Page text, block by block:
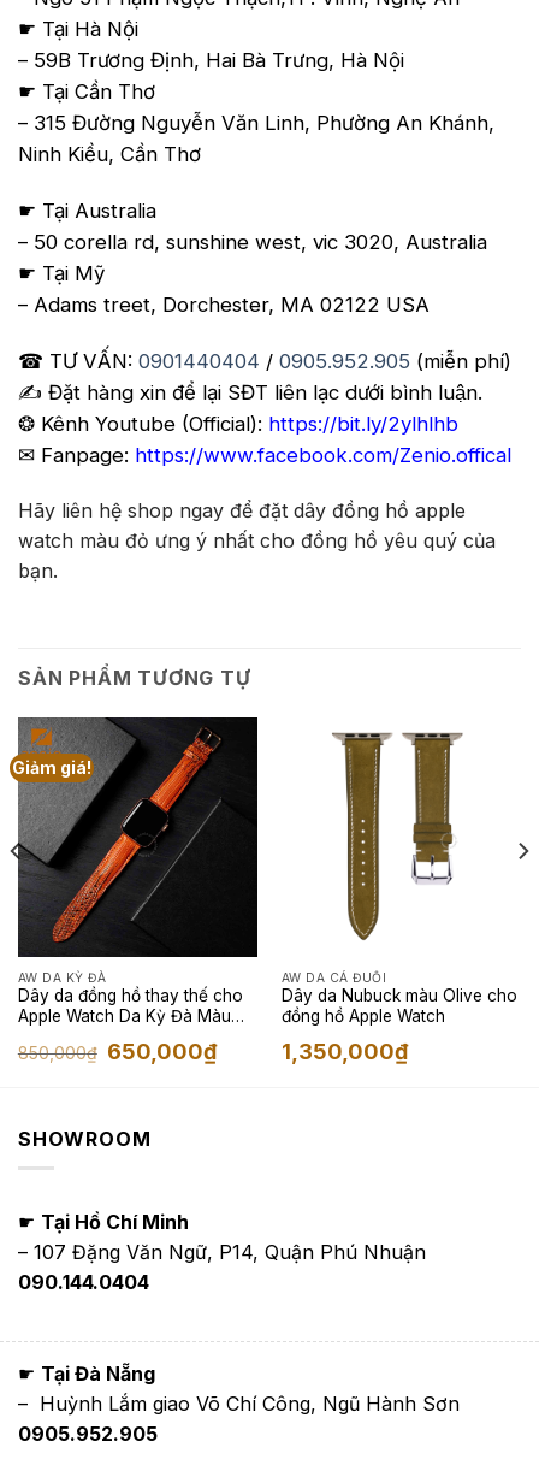
☛ Tại Hà Nội
– 59B Trương Định, Hai Bà Trưng, Hà Nội
☛ Tại Cần Thơ
– 315 Đường Nguyễn Văn Linh, Phường An Khánh,
Ninh Kiều, Cần Thơ
☛ Tại Australia
– 50 corella rd, sunshine west, vic 3020, Australia
☛ Tại Mỹ
– Adams treet, Dorchester, MA 02122 USA
☎ TƯ VẤN: 0901440404 / 0905.952.905 (miễn phí)
✍️ Đặt hàng xin để lại SĐT liên lạc dưới bình luận.
❂ Kênh Youtube (Official): https://bit.ly/2ylhlhb
✉ Fanpage: https://www.facebook.com/Zenio.offical
Hãy liên hệ shop ngay để đặt dây đồng hồ apple
watch màu đỏ ưng ý nhất cho đồng hồ yêu quý của
bạn.
SẢN PHẨM TƯƠNG TỰ
Giảm giá!
AW DA KỲ ĐÀ
Dây da đồng hồ thay thế cho
Apple Watch Da Kỳ Đà Màu
850,000₫ Giá
gốc
650,000₫Giá
hiện
AW DA CÁ ĐUỐI
Dây da Nubuck màu Olive cho
đồng hồ Apple Watch
1,350,000₫
SHOWROOM
☛ Tại Hồ Chí Minh
– 107 Đặng Văn Ngữ, P14, Quận Phú Nhuận
090.144.0404
☛ Tại Đà Nẵng
– Huỳnh Lắm giao Võ Chí Công, Ngũ Hành Sơn
0905.952.905